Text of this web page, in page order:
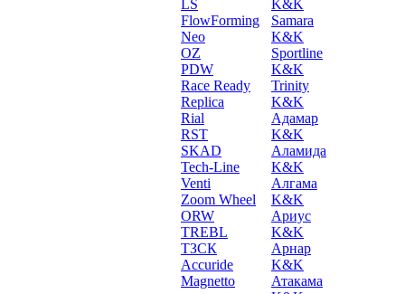
LS
FlowForming
Neo
OZ
PDW
Race Ready
Replica
Rial
RST
SKAD
Tech-Line
Venti
Zoom Wheel
ORW
TREBL
ТЗСК
Accuride
Magnetto
K&K
Samara
K&K
Sportline
K&K
Trinity
K&K
Адамар
K&K
Аламида
K&K
Алгама
K&K
Ариус
K&K
Арнар
K&K
Атакама